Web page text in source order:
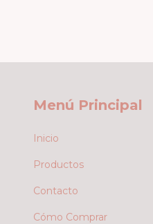
Menú Principal
Inicio
Productos
Contacto
Cómo Comprar